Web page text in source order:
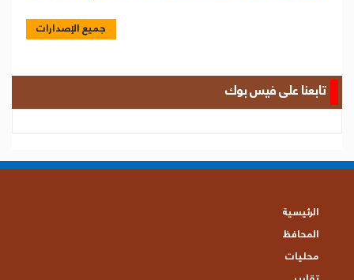
جميع الإصدارات
تابعنا على فيس بوك
الرئيسية
المحافظ
محليات